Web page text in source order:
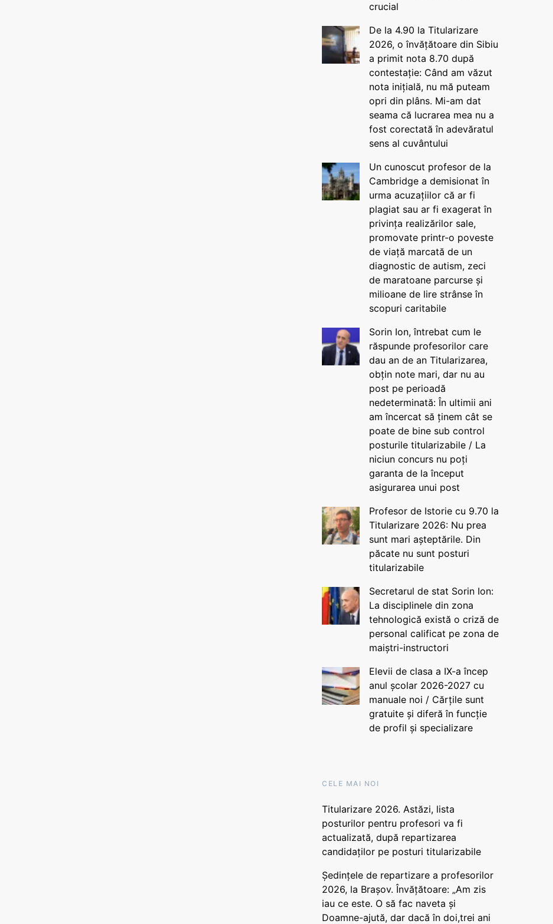
crucial
De la 4.90 la Titularizare
2026, o învățătoare din Sibiu
a primit nota 8.70 după
contestație: Când am văzut
nota inițială, nu mă puteam
opri din plâns. Mi-am dat
seama că lucrarea mea nu a
fost corectată în adevăratul
sens al cuvântului
Un cunoscut profesor de la
Cambridge a demisionat în
urma acuzațiilor că ar fi
plagiat sau ar fi exagerat în
privința realizărilor sale,
promovate printr-o poveste
de viață marcată de un
diagnostic de autism, zeci
de maratoane parcurse și
milioane de lire strânse în
scopuri caritabile
Sorin Ion, întrebat cum le
răspunde profesorilor care
dau an de an Titularizarea,
obțin note mari, dar nu au
post pe perioadă
nedeterminată: În ultimii ani
am încercat să ținem cât se
poate de bine sub control
posturile titularizabile / La
niciun concurs nu poți
garanta de la început
asigurarea unui post
Profesor de Istorie cu 9.70 la
Titularizare 2026: Nu prea
sunt mari așteptările. Din
păcate nu sunt posturi
titularizabile
Secretarul de stat Sorin Ion:
La disciplinele din zona
tehnologică există o criză de
personal calificat pe zona de
maiștri-instructori
Elevii de clasa a IX-a încep
anul școlar 2026-2027 cu
manuale noi / Cărțile sunt
gratuite și diferă în funcție
de profil și specializare
CELE MAI NOI
Titularizare 2026. Astăzi, lista
posturilor pentru profesori va fi
actualizată, după repartizarea
candidaților pe posturi titularizabile
Ședințele de repartizare a profesorilor
2026, la Brașov. Învățătoare: „Am zis
iau ce este. O să fac naveta și
Doamne-ajută, dar dacă în doi,trei ani